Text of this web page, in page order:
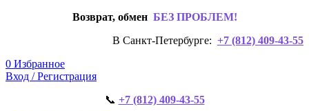
Возврат, обмен БЕЗ ПРОБЛЕМ!
В Санкт-Петербурге: +7 (812) 409-43-55
0 Избранное
Вход / Регистрация
📞 +7 (812) 409-43-55